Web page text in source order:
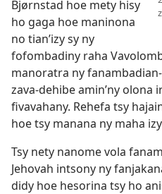
Bjørnstad hoe mety hisy
ho gaga hoe maninona
no tian’izy sy ny
fofombadiny raha
manoratra ny
zava-dehibe amin’ny olona
fivavahany. Rehefa tsy
hoe tsy manana ny maha
Tsy nety nanome vola
Jehovah intsony ny
didy hoe hesorina tsy ho